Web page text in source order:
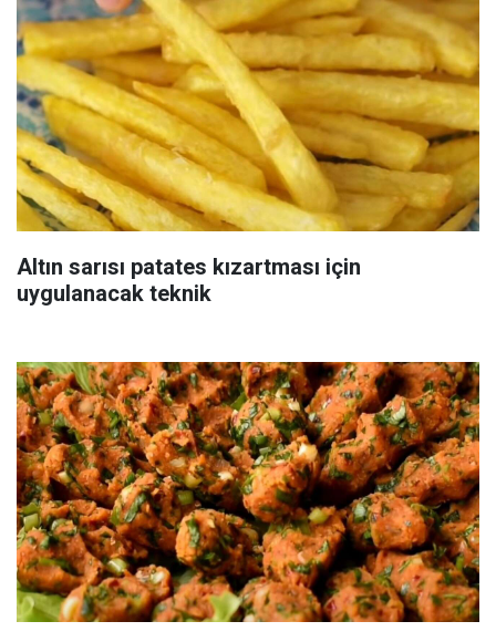
Altın sarısı patates kızartması için
uygulanacak teknik